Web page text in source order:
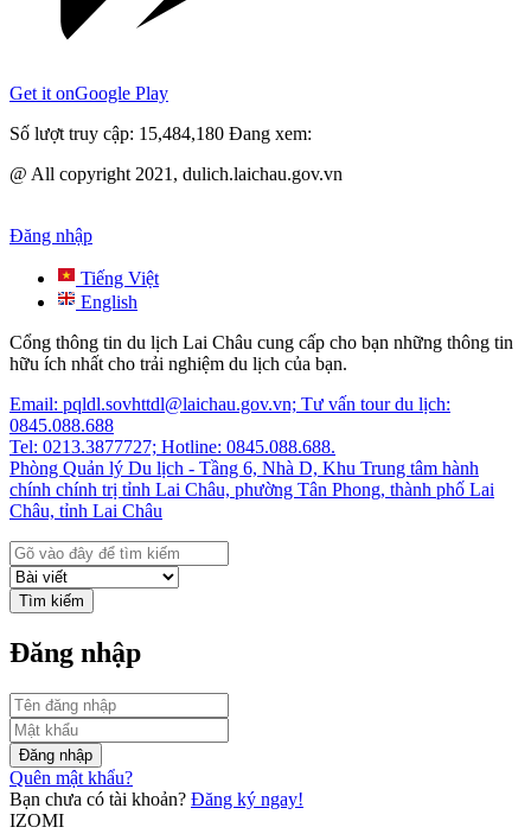
Get it onGoogle Play
Số lượt truy cập: 15,484,180 Đang xem:
@ All copyright 2021, dulich.laichau.gov.vn
Đăng nhập
Tiếng Việt
English
Cổng thông tin du lịch Lai Châu cung cấp cho bạn những thông tin
hữu ích nhất cho trải nghiệm du lịch của bạn.
Email: pqldl.sovhttdl@laichau.gov.vn; Tư vấn tour du lịch:
0845.088.688
Tel: 0213.3877727; Hotline: 0845.088.688.
Phòng Quản lý Du lịch - Tầng 6, Nhà D, Khu Trung tâm hành
chính chính trị tỉnh Lai Châu, phường Tân Phong, thành phố Lai
Châu, tỉnh Lai Châu
Tìm kiếm
Đăng nhập
Đăng nhập
Quên mật khẩu?
Bạn chưa có tài khoản? Đăng ký ngay!
IZOMI